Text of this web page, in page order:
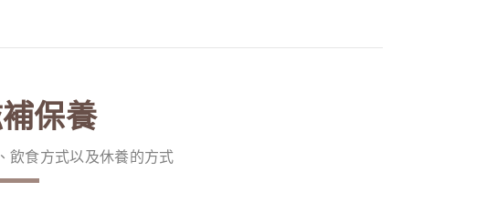
保養
飲食方式以及休養的方式